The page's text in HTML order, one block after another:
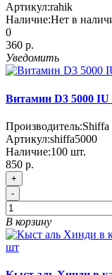
Артикул:rahik
Наличие:Нет в
0
360 р.
Уведомить
Витамин D3 5000 IU
Производитель:Shiffa
Артикул:shiffa5000
Наличие:100 шт.
850 р.
+
-
В корзину